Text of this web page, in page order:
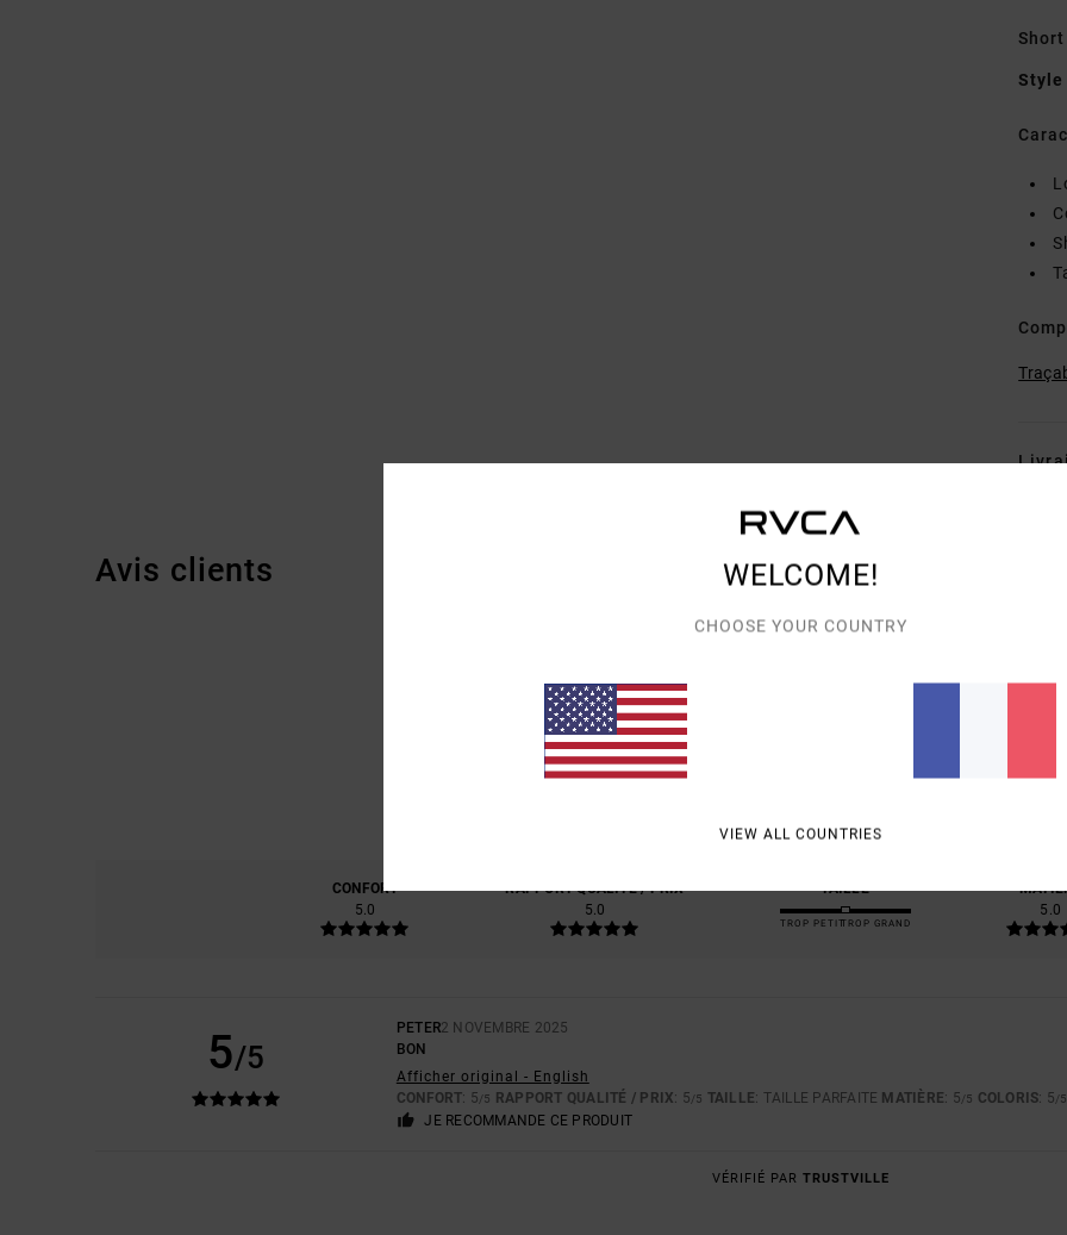
Style
Avis clients
100% DE NOS CLIENTS RECOMMANDENT CE PRODUIT
CONFORT
5.0
RAPPORT QUALITÉ / PRIX
5.0
TAILLE
TROP PETITTROP GRAND
5.0
5/5
PETER2 NOVEMBRE 2025
BON
Afficher original - English
CONFORT: 5/5 RAPPORT QUALITÉ / PRIX: 5/5 TAILLE: TAILLE PARFAITE MATIÈRE: 5/5 COLORIS: 5/5
JE RECOMMANDE CE PRODUIT
VÉRIFIÉ PAR TRUSTVILLE
WELCOME!
CHOOSE YOUR COUNTRY
VIEW ALL COUNTRIES